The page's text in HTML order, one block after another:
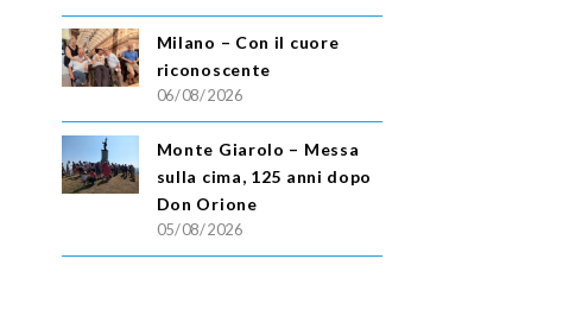
Milano – Con il cuore
riconoscente
06/08/2026
Monte Giarolo – Messa
sulla cima, 125 anni dopo
Don Orione
05/08/2026